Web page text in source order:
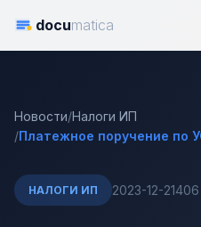
documatica
Новости/Налоги ИП
/Платежное поручение по
НАЛОГИ ИП 2023-12-21